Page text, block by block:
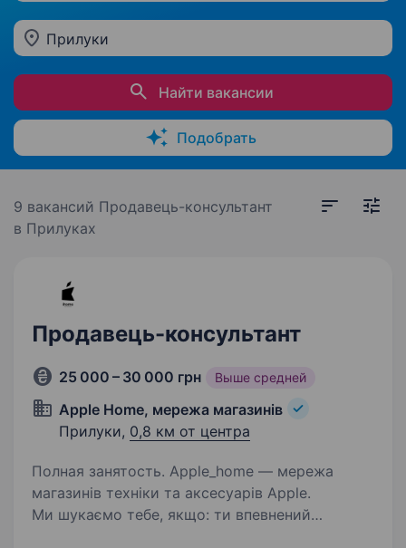
Прилуки
Найти вакансии
Подобрать
9 вакансий Продавець-консультант
в Прилуках
Продавець-консультант
25 000 – 30 000 грн Выше средней
Apple Home, мережа магазинів
Прилуки, 0,8 км от центра
Полная занятость. Apple_home — мережа
магазинів техніки та аксесуарів Apple.
Ми шукаємо тебе, якщо: ти впевнений